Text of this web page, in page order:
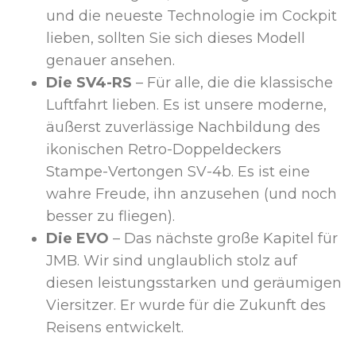
und die neueste Technologie im Cockpit
lieben, sollten Sie sich dieses Modell
genauer ansehen.
Die SV4-RS – Für alle, die die klassische
Luftfahrt lieben. Es ist unsere moderne,
äußerst zuverlässige Nachbildung des
ikonischen Retro-Doppeldeckers
Stampe-Vertongen SV-4b. Es ist eine
wahre Freude, ihn anzusehen (und noch
besser zu fliegen).
Die EVO – Das nächste große Kapitel für
JMB. Wir sind unglaublich stolz auf
diesen leistungsstarken und geräumigen
Viersitzer. Er wurde für die Zukunft des
Reisens entwickelt.